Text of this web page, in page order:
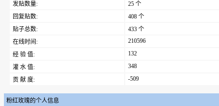
发贴数量:
25 个
回复贴数:
408 个
贴子总数:
433 个
在线时间:
210596
经 验 值:
132
灌 水 值:
348
贡 献 度:
-509
粉红玫瑰的个人信息